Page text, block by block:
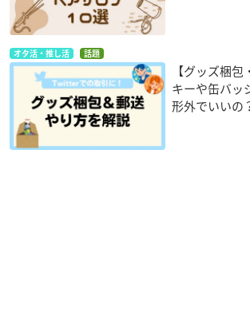
オタ活・推し活 話題
【グッズ梱
キーや缶バッ
形外でいいの